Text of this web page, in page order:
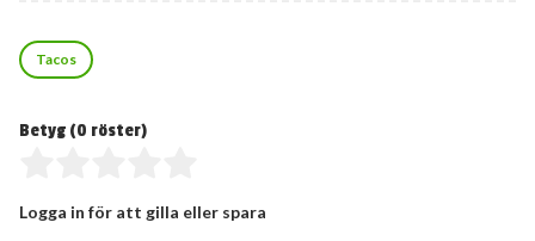
Tacos
Betyg (0 röster)
Logga in för att gilla eller spara